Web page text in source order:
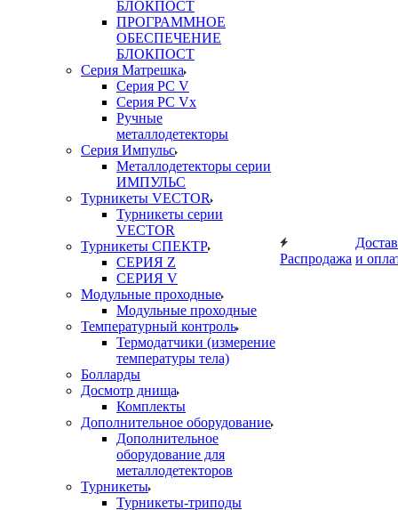
БЛОКПОСТ
ПРОГРАММНОЕ
ОБЕСПЕЧЕНИЕ
БЛОКПОСТ
Серия Матрешка
Серия PC V
Серия PC Vx
Ручные
металлодетекторы
Серия Импульс
Металлодетекторы серии
ИМПУЛЬС
Турникеты VECTOR
Турникеты серии
VECTOR
Турникеты СПЕКТР
СЕРИЯ Z
СЕРИЯ V
Модульные проходные
Модульные проходные
Температурный контроль
Термодатчики (измерение
температуры тела)
Болларды
Досмотр днища
Комплекты
Дополнительное оборудование
Дополнительное
оборудование для
металлодетекторов
Турникеты
Турникеты-триподы
Распродажа и